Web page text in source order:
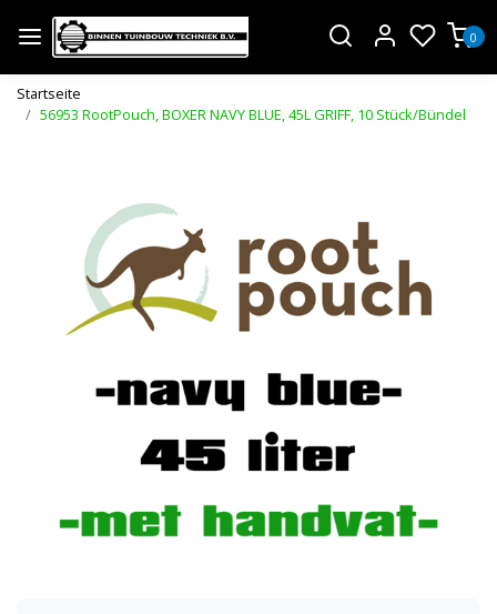
0
Startseite
56953 RootPouch, BOXER NAVY BLUE, 45L GRIFF, 10 Stück/Bündel